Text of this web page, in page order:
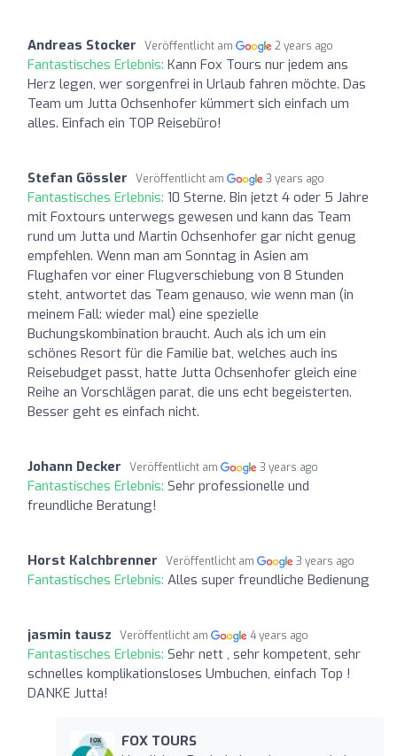
Andreas Stocker Veröffentlicht am 2 years ago
Fantastisches Erlebnis: Kann Fox Tours nur jedem ans
Herz legen, wer sorgenfrei in Urlaub fahren möchte. Das
Team um Jutta Ochsenhofer kümmert sich einfach um
alles. Einfach ein TOP Reisebüro!
Stefan Gössler Veröffentlicht am 3 years ago
Fantastisches Erlebnis: 10 Sterne. Bin jetzt 4 oder 5 Jahre
mit Foxtours unterwegs gewesen und kann das Team
rund um Jutta und Martin Ochsenhofer gar nicht genug
empfehlen. Wenn man am Sonntag in Asien am
Flughafen vor einer Flugverschiebung von 8 Stunden
steht, antwortet das Team genauso, wie wenn man (in
meinem Fall: wieder mal) eine spezielle
Buchungskombination braucht. Auch als ich um ein
schönes Resort für die Familie bat, welches auch ins
Reisebudget passt, hatte Jutta Ochsenhofer gleich eine
Reihe an Vorschlägen parat, die uns echt begeisterten.
Besser geht es einfach nicht.
Johann Decker Veröffentlicht am 3 years ago
Fantastisches Erlebnis: Sehr professionelle und
freundliche Beratung!
Horst Kalchbrenner Veröffentlicht am 3 years ago
Fantastisches Erlebnis: Alles super freundliche Bedienung
jasmin tausz Veröffentlicht am 4 years ago
Fantastisches Erlebnis: Sehr nett , sehr kompetent, sehr
schnelles komplikationsloses Umbuchen, einfach Top !
DANKE Jutta!
FOX TOURS